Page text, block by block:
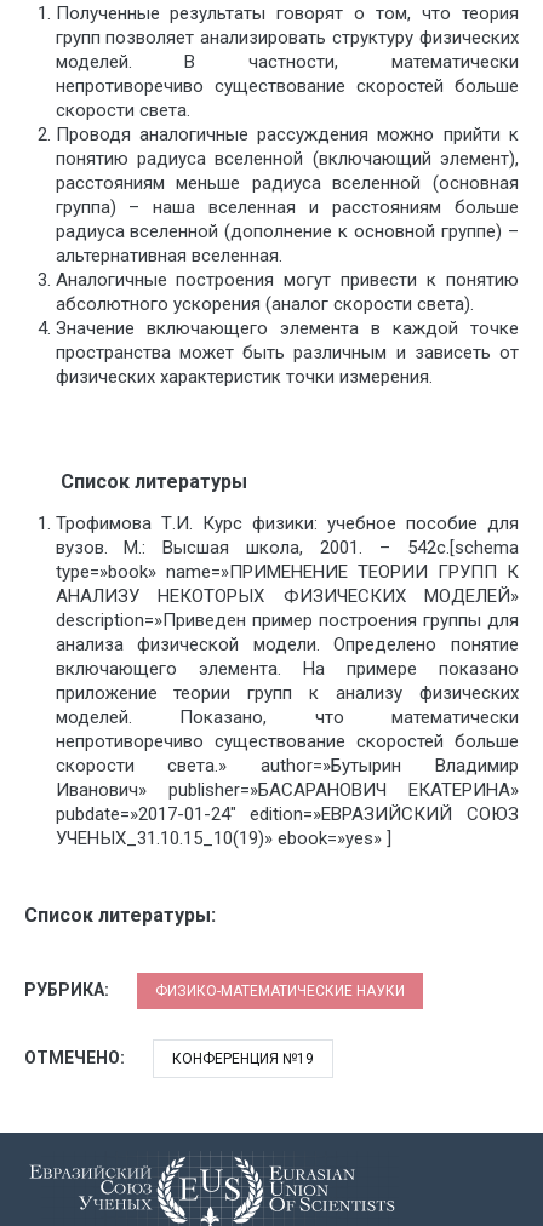
Полученные результаты говорят о том, что теория
групп позволяет анализировать структуру физических
моделей. В частности, математически
непротиворечиво существование скоростей больше
скорости света.
Проводя аналогичные рассуждения можно прийти к
понятию радиуса вселенной (включающий элемент),
расстояниям меньше радиуса вселенной (основная
группа) – наша вселенная и расстояниям больше
радиуса вселенной (дополнение к основной группе) –
альтернативная вселенная.
Аналогичные построения могут привести к понятию
абсолютного ускорения (аналог скорости света).
Значение включающего элемента в каждой точке
пространства может быть различным и зависеть от
физических характеристик точки измерения.
Список литературы
Трофимова Т.И. Курс физики: учебное пособие для
вузов. М.: Высшая школа, 2001. – 542с.[schema
type=»book» name=»ПРИМЕНЕНИЕ ТЕОРИИ ГРУПП К
АНАЛИЗУ НЕКОТОРЫХ ФИЗИЧЕСКИХ МОДЕЛЕЙ»
description=»Приведен пример построения группы для
анализа физической модели. Определено понятие
включающего элемента. На примере показано
приложение теории групп к анализу физических
моделей. Показано, что математически
непротиворечиво существование скоростей больше
скорости света.» author=»Бутырин Владимир
Иванович» publisher=»БАСАРАНОВИЧ ЕКАТЕРИНА»
pubdate=»2017-01-24″ edition=»ЕВРАЗИЙСКИЙ СОЮЗ
УЧЕНЫХ_31.10.15_10(19)» ebook=»yes» ]
Список литературы:
РУБРИКА: ФИЗИКО-МАТЕМАТИЧЕСКИЕ НАУКИ
ОТМЕЧЕНО: КОНФЕРЕНЦИЯ №19